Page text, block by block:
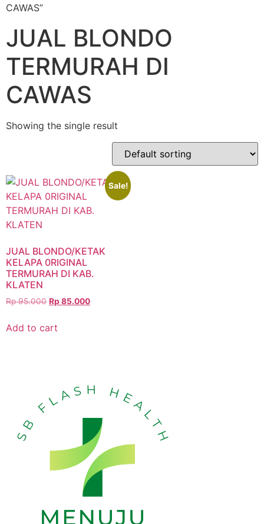
CAWAS”
JUAL BLONDO
TERMURAH DI
CAWAS
Showing the single result
Sale!
JUAL BLONDO/KETAK
KELAPA 0RIGINAL
TERMURAH DI KAB.
KLATEN
Rp95.000 Rp 85.000
Add to cart